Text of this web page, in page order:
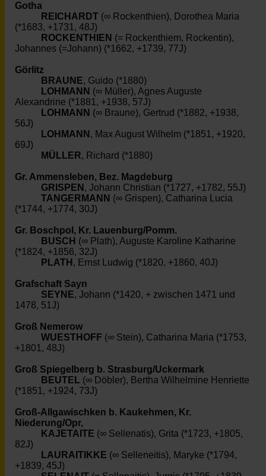
Gotha
REICHARDT (∞ Rockenthien), Dorothea Maria
(*1683, +1731, 48J)
ROCKENTHIEN (= Rockenthiem, Rockentin),
Johannes (=Johann) (*1662, +1739, 77J)
Görlitz
BRAUNE, Guido (*1880)
LOHMANN (∞ Müller), Agnes Auguste
Alexandrine (*1881, +1938, 57J)
LOHMANN (∞ Braune), Gertrud (*1882, +1938,
56J)
LOHMANN , Max August Wilhelm (*1851, +1920,
69J)
MÜLLER, Richard (*1880)
Gr. Ammensleben, Bez. Magdeburg
GRISPEN , Johann Christian (*1727, +1782, 55J)
TANGERMANN (∞ Grispen), Catharina Lucia
(*1744, +1774, 30J)
Gr. Boschpol, Kr. Lauenburg/Pomm.
BUSCH (∞ Plath), Auguste Karoline Katharine
(*1824, +1856, 32J)
PLATH , Ernst Ludwig (*1820, +1860, 40J)
Grafschaft Sayn
SEYNE, Johann (*1420, + zwischen 1471 und
1478, 51J)
Groß Nemerow
WUESTHOFF (∞ Stein), Catharina Maria (*1753,
+1801, 48J)
Groß Spiegelberg b. Strasburg/Uckermark
BEUTEL (∞ Döbler), Bertha Wilhelmine Henriette
(*1851, +1924, 73J)
Groß-Allgawischken b. Kaukehmen, Kr.
Niederung/Opr,
KAJETAITE (∞ Sellenatis), Grita (*1723, +1805,
82J)
LAURAITIKKE (∞ Selleneitis), Maryke (*1794,
+1839, 45J)